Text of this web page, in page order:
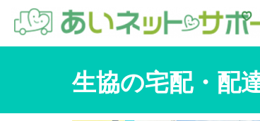
生協の宅配・配